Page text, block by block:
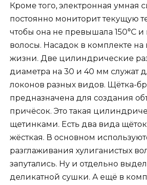
Кроме того, электронная умная
постоянно мониторит текущую
чтобы она не превышала 150°С и
волосы. Насадок в комплекте на
жизни. Две цилиндрические
диаметра на 30 и 40 мм служат
локонов разных видов. Щётка-
предназначена для создания
причёсок. Это такая
щетинками. Есть два вида
жёсткая. В основном
разглаживания хулиганистых
запутались. Ну и отдельно
деликатной сушки. А ещё в